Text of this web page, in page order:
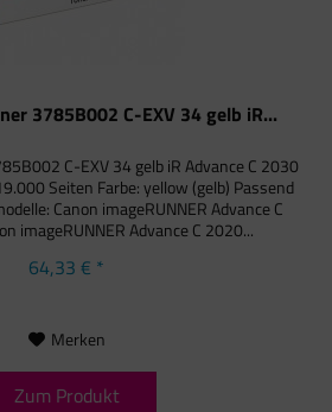
3785B002 C-EXV 34 gelb iR...
C-EXV 34 gelb iR Advance C 2030
Seiten Farbe: yellow (gelb) Passend
Canon imageRUNNER Advance C
imageRUNNER Advance C 2020...
64,33 € *
Merken
Zum Produkt